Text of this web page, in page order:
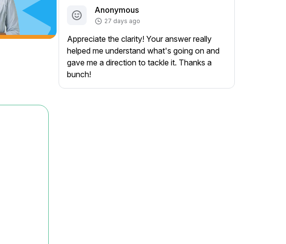
Anonymous
27 days ago
Appreciate the clarity! Your answer really
helped me understand what's going on and
gave me a direction to tackle it. Thanks a
bunch!